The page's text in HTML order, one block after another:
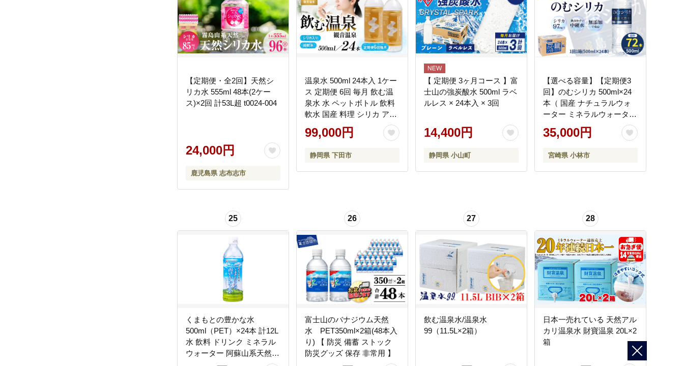
【定期便・全2回】天然シ
リカ水 555ml 48本(2ケー
ス)×2回 計53L超 t0024-004
24,000円
鹿児島県 志布志市
温泉水 500ml 24本入 1ケー
ス 定期便 6回 毎月 飲む温
泉水 水 ペットボトル 飲料
軟水 国産 料理 シリカ アル
カリ ミネラルウォーター
常温保存 備蓄 観音温泉 静
99,000円
静岡県 下田市
【 定期便 3ヶ月コース 】富
士山の強炭酸水 500ml ラベ
ルレス × 24本入 × 3回
14,400円
静岡県 小山町
【選べる容量】【定期便3
回】のむシリカ 500ml×24
本（ 国産 ナチュラルウォ
ーター ミネラルウォーター
天然水 水 シリカ シリカ水
美容 人気 霧島 定期便 宮
35,000円
宮崎県 小林市
25
くまもとの豊かな水
500ml（PET）×24本 計12L
水 飲料 ドリンク ミネラル
ウォーター 阿蘇山系天然水
ペットボトル
26
富士山のバナジウム天然
水 PET350ml×2箱(48本入
り) 【 防災 備蓄 ストック
防災グッズ 保存 非常用 】
27
飲む温泉水/温泉水
99（11.5L×2箱）
28
日本一売れている 天然アル
カリ温泉水 財寶温泉 20L×2
箱